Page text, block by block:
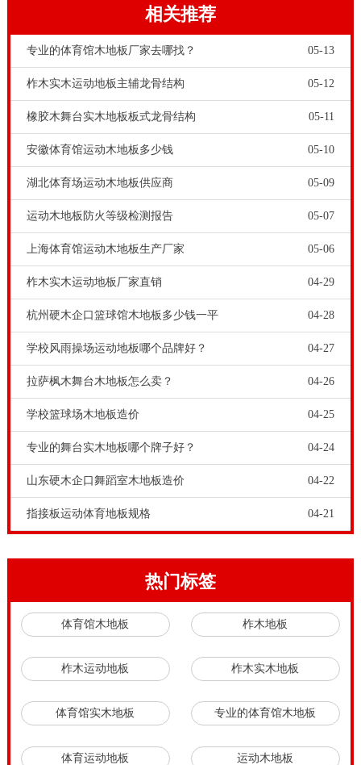
相关推荐
专业的体育馆木地板厂家去哪找？ 05-13
柞木实木运动地板主辅龙骨结构 05-12
橡胶木舞台实木地板板式龙骨结构 05-11
安徽体育馆运动木地板多少钱 05-10
湖北体育场运动木地板供应商 05-09
运动木地板防火等级检测报告 05-07
上海体育馆运动木地板生产厂家 05-06
柞木实木运动地板厂家直销 04-29
杭州硬木企口篮球馆木地板多少钱一平 04-28
学校风雨操场运动地板哪个品牌好？ 04-27
拉萨枫木舞台木地板怎么卖？ 04-26
学校篮球场木地板造价 04-25
专业的舞台实木地板哪个牌子好？ 04-24
山东硬木企口舞蹈室木地板造价 04-22
指接板运动体育地板规格 04-21
热门标签
体育馆木地板 柞木地板
柞木运动地板 柞木实木地板
体育馆实木地板 专业的体育馆木地板
体育运动地板 运动木地板